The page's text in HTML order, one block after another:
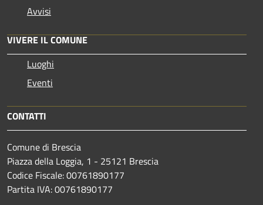
Avvisi
VIVERE IL COMUNE
Luoghi
Eventi
CONTATTI
Comune di Brescia
Piazza della Loggia, 1 - 25121 Brescia
Codice Fiscale: 00761890177
Partita IVA: 00761890177